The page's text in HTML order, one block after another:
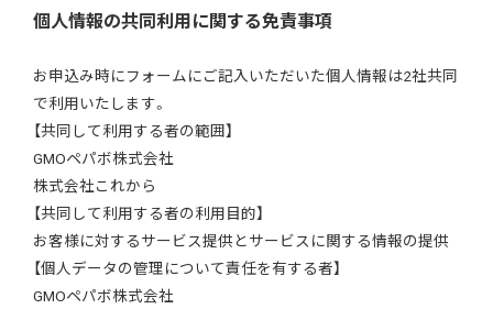
個人情報の共同利用に関する免責事項
お申込み時にフォームにご記入いただいた個人情報は2社共同
で利用いたします。
【共同して利用する者の範囲】
GMOペパボ株式会社
株式会社これから
【共同して利用する者の利用目的】
お客様に対するサービス提供とサービスに関する情報の提供
【個人データの管理について責任を有する者】
GMOペパボ株式会社